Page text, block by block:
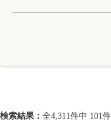
検索結果： 全4,311件中 101